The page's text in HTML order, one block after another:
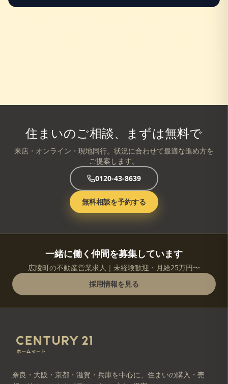
住まいのご相談、まずは無料で
来店・オンライン・現地同行。状況に合わせて最適な進め方を
ご提案します。
0120-43-8639
無料相談を予約する
一緒に働く仲間を募集しています
広陵町の不動産営業求人｜未経験歓迎・月給25万円〜
採用情報を見る
奈良・大阪・京都・滋賀・兵庫を中心に、住まいの購入・売